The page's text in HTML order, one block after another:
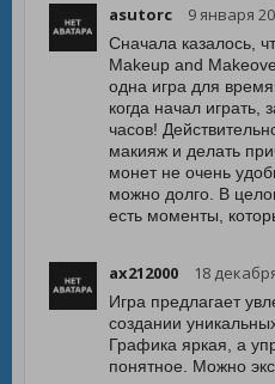
asutorc 9 января
Сначала казалось,
Makeup and
одна игра для
когда начал играть,
часов!
макияж и делать
монет не очень
можно долго. В
есть моменты,
ax212000 18
Игра предлагает
создании
Графика яркая, а
понятное. Можно